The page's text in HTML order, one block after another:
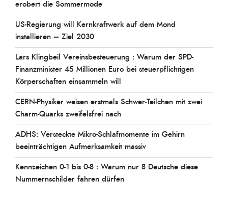
erobert die Sommermode
US-Regierung will Kernkraftwerk auf dem Mond
installieren – Ziel 2030
Lars Klingbeil Vereinsbesteuerung : Warum der SPD-
Finanzminister 45 Millionen Euro bei steuerpflichtigen
Körperschaften einsammeln will
CERN-Physiker weisen erstmals Schwer-Teilchen mit zwei
Charm-Quarks zweifelsfrei nach
ADHS: Versteckte Mikro-Schlafmomente im Gehirn
beeinträchtigen Aufmerksamkeit massiv
Kennzeichen 0-1 bis 0-8 : Warum nur 8 Deutsche diese
Nummernschilder fahren dürfen